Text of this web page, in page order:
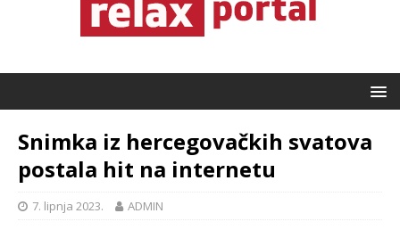
Snimka iz hercegovačkih svatova
postala hit na internetu
7. lipnja 2023. ADMIN